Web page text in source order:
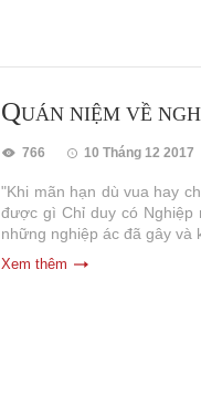
QUÁN NIỆM VỀ
766 10 Tháng 12 2017
"Khi mãn hạn dù vua hay
được gì Chỉ duy có Nghiệp
những nghiệp ác đã gây và
Xem thêm